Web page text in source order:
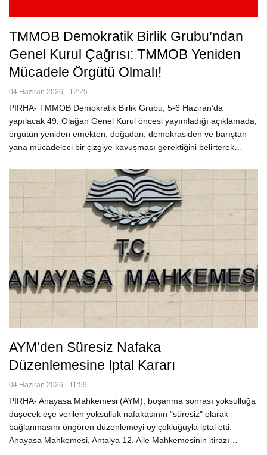
TMMOB Demokratik Birlik Grubu’ndan
Genel Kurul Çağrısı: TMMOB Yeniden
Mücadele Örgütü Olmalı!
04 Haziran 2026 - 12:25
PİRHA- TMMOB Demokratik Birlik Grubu, 5-6 Haziran’da
yapılacak 49. Olağan Genel Kurul öncesi yayımladığı açıklamada,
örgütün yeniden emekten, doğadan, demokrasiden ve barıştan
yana mücadeleci bir çizgiye kavuşması gerektiğini belirterek…
AYM’den Süresiz Nafaka
Düzenlemesine Iptal Kararı
04 Haziran 2026 - 11:59
PİRHA- Anayasa Mahkemesi (AYM), boşanma sonrası yoksulluğa
düşecek eşe verilen yoksulluk nafakasının "süresiz" olarak
bağlanmasını öngören düzenlemeyi oy çokluğuyla iptal etti.
Anayasa Mahkemesi, Antalya 12. Aile Mahkemesinin itirazı…